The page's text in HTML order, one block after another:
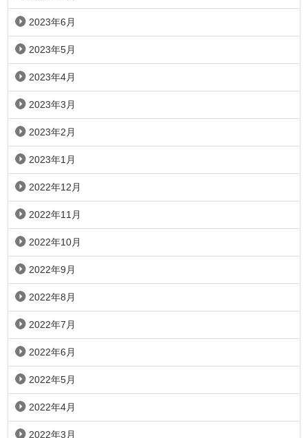
2023年6月
2023年5月
2023年4月
2023年3月
2023年2月
2023年1月
2022年12月
2022年11月
2022年10月
2022年9月
2022年8月
2022年7月
2022年6月
2022年5月
2022年4月
2022年3月